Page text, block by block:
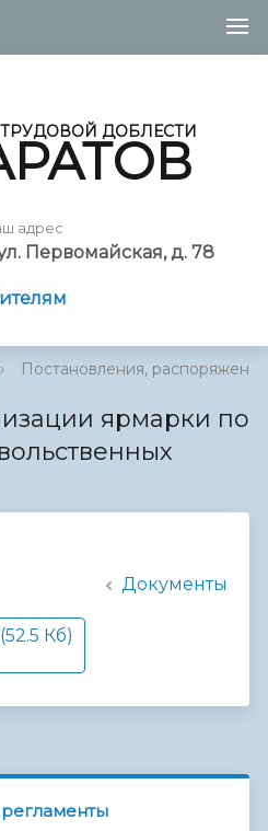
ДОБЛЕСТИ
адрес
ул. Первомайская, д. 78
› Постановления, распоряжения
ярмарки по
Документы
(52.5 Кб)